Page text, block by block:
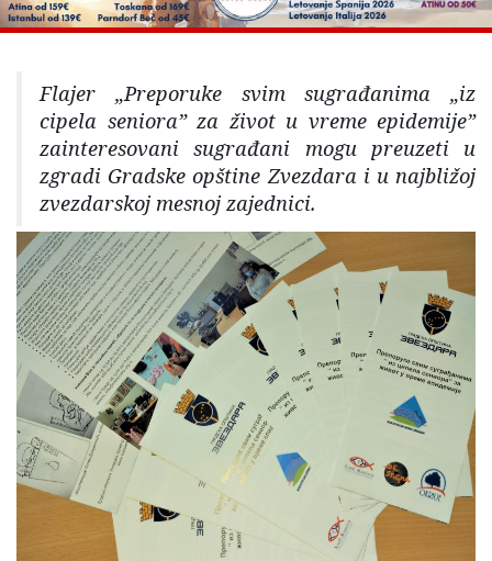
Flajer „Preporuke svim sugrađanima „iz
cipela seniora” za život u vreme epidemije”
zainteresovani sugrađani mogu preuzeti u
zgradi Gradske opštine Zvezdara i u najbližoj
zvezdarskoj mesnoj zajednici.